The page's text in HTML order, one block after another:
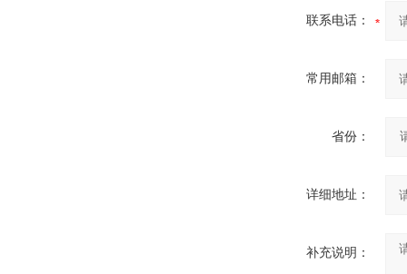
联系电话：
常用邮箱：
省份：
详细地址：
补充说明：